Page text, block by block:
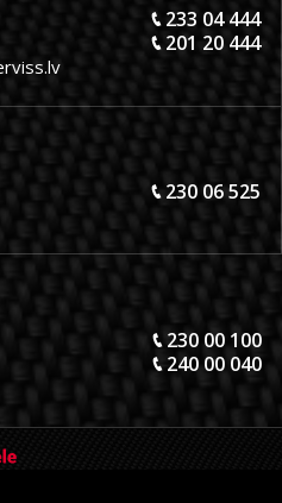
233 04 444
201 20 444
230 06 525
230 00 100
240 00 040